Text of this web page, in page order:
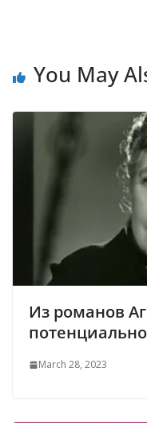
You May
Из романов
March 28, 2023